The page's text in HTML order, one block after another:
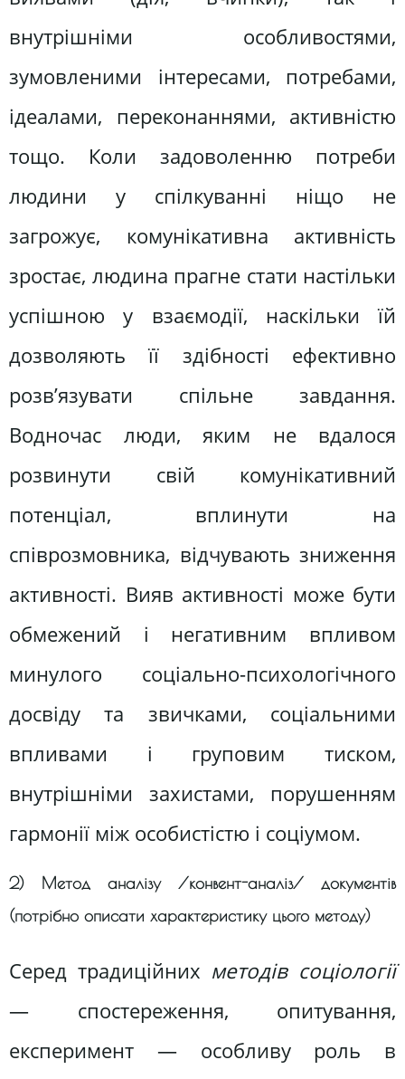
внутрішніми особливостями,
зумовленими інтересами, потребами,
ідеалами, переконаннями, активністю
тощо. Коли задоволенню потреби
людини у спілкуванні ніщо не
загрожує, комунікативна активність
зростає, людина прагне стати настільки
успішною у взаємодії, наскільки їй
дозволяють її здібності ефективно
розв’язувати спільне завдання.
Водночас люди, яким не вдалося
розвинути свій комунікативний
потенціал, вплинути на
співрозмовника, відчувають зниження
активності. Вияв активності може бути
обмежений і негативним впливом
минулого соціально-психологічного
досвіду та звичками, соціальними
впливами і груповим тиском,
внутрішніми захистами, порушенням
гармонії між особистістю і соціумом.
2) Метод аналізу /конвент-аналіз/ документів
(потрібно описати характеристику цього методу)
Серед традиційних методів соціології
— спостереження, опитування,
експеримент — особливу роль в